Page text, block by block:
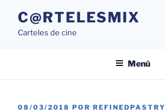
contenido
C@RTELESMIX
Carteles de cine
Menú
PUBLICADO
08/03/2018 POR REFINEDPASTRY